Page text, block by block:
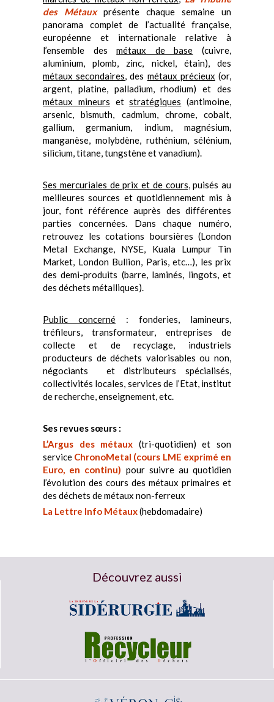
des Métaux
présente chaque semaine un
panorama complet de l’actualité française,
européenne et internationale relative à
l’ensemble desmétaux de base (cuivre,
aluminium, plomb, zinc, nickel, étain), des
métaux secondaires, des métaux précieux (or,
argent, platine, palladium, rhodium) et des
métaux mineurs etstratégiques (antimoine,
arsenic, bismuth, cadmium, chrome, cobalt,
gallium, germanium, indium, magnésium,
manganèse, molybdène, ruthénium, sélénium,
silicium, titane, tungstène et vanadium).
Ses mercuriales de prix et de cours, puisés au
meilleures sources et quotidiennement mis à
jour, font référence auprès des différentes
parties concernées. Dans chaque numéro,
retrouvez les cotations boursières (London
Metal Exchange, NYSE, Kuala Lumpur Tin
Market, London Bullion, Paris, etc…), les prix
des demi-produits (barre, laminés, lingots, et
des déchets métalliques).
Public concerné : fonderies, lamineurs,
tréfileurs, transformateur, entreprises de
collecte et de recyclage, industriels
producteurs de déchets valorisables ou non,
négociants et distributeurs spécialisés,
collectivités locales, services de l’Etat, institut
de recherche, enseignement, etc.
Ses revues sœurs :
L’Argus des métaux (tri-quotidien) et son
service ChronoMetal (cours LME exprimé en
Euro, en continu) pour suivre au quotidien
l’évolution des cours des métaux primaires et
des déchets de métaux non-ferreux
La Lettre Info Métaux(hebdomadaire)
Découvrez aussi